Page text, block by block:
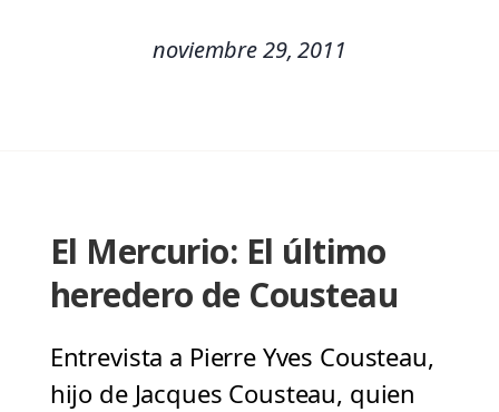
noviembre 29, 2011
El Mercurio: El último
heredero de Cousteau
Entrevista a Pierre Yves Cousteau,
hijo de Jacques Cousteau, quien